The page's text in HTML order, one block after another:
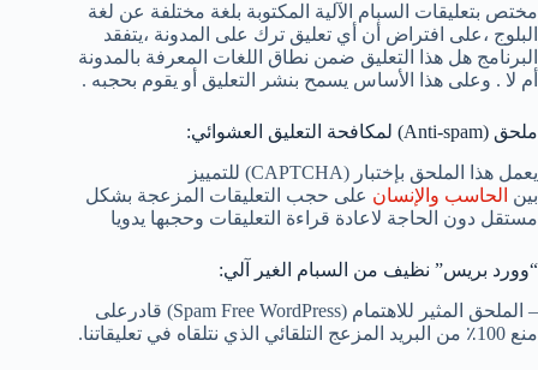
مختص بتعليقات السبام الآلية المكتوبة بلغة مختلفة عن لغة
البلوج ،على افتراض أن أي تعليق ترك على المدونة ،يتفقد
البرنامج هل هذا التعليق ضمن نطاق اللغات المعرفة بالمدونة
أم لا . وعلى هذا الأساس يسمح بنشر التعليق أو يقوم بحجبه .
ملحق (Anti-spam) لمكافحة التعليق العشوائي:
يعمل هذا الملحق بإختبار (CAPTCHA) للتمييز
بين الحاسب والإنسان على حجب التعليقات المزعجة بشكل
مستقل دون الحاجة لاعادة قراءة التعليقات وحجبها يدويا
“وورد بريس” نظيف من السبام الغير آلي:
– الملحق المثير للاهتمام (Spam Free WordPress) قادرعلى
منع 100٪ من البريد المزعج التلقائي الذي نتلقاه في تعليقاتنا.